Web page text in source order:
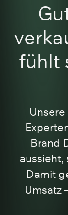
fühlt
Brand
aussieht,
Damit
Umsatz